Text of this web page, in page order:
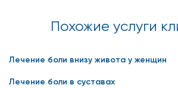
Похожие услуги
Лечение боли внизу живота у женщин
Лечение боли в суставах